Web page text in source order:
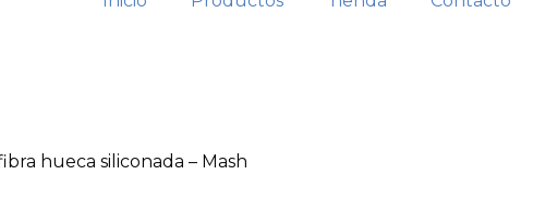
hueca siliconada – Mash